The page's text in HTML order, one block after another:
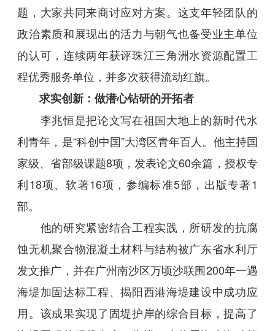
题，大家共同来商讨应对方案。这支年轻团队的
政治素质和展现出的活力与朝气也备受业主单位
的认可，连续两年获评珠江三角洲水资源配置工
程优秀服务单位，并多次获得流动红旗。
求实创新：做潜心钻研的开拓者
李兆恒是把论文写在祖国大地上的新时代水
利青年，是“科创中国”大湾区青年百人。他主持国
家级、省部级课题8项，发表论文60余篇，授权专
利18项、软著16项，参编标准5部，出版专著1
部。
他的研究紧密结合工程实践，所研发的抗腐
蚀无机聚合物混凝土材料与结构被广东省水利厅
发文推广，并在广州南沙区万顷沙联围200年一遇
海堤加固达标工程、揭阳西港海堤建设中成功应
用。该成果实现了固堤护岸的综合目标，提高了